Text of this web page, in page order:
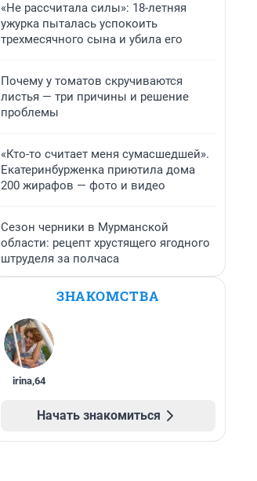
«Не рассчитала силы»: 18-летняя
ужурка пыталась успокоить
трехмесячного сына и убила его
Почему у томатов скручиваются
листья — три причины и решение
проблемы
«Кто-то считает меня сумасшедшей».
Екатеринбурженка приютила дома
200 жирафов — фото и видео
Сезон черники в Мурманской
области: рецепт хрустящего ягодного
штруделя за полчаса
ЗНАКОМСТВА
irina,64
Начать знакомиться